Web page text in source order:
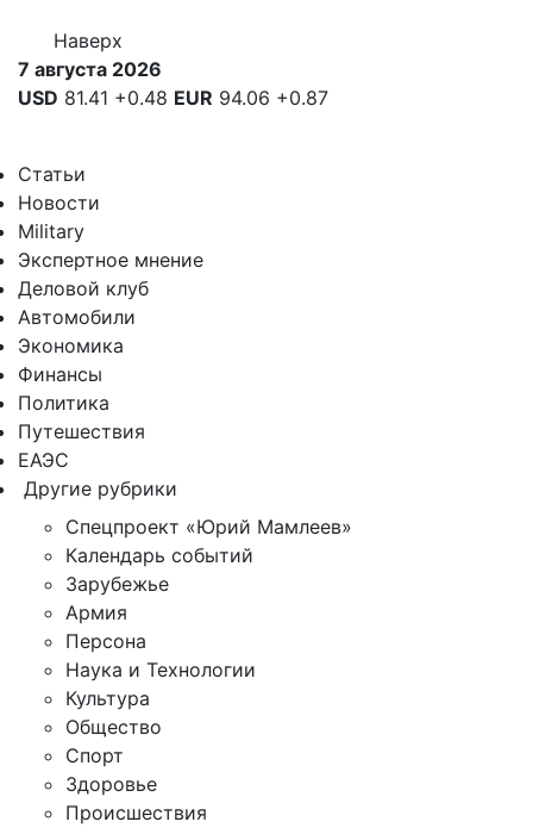
Наверх
7 августа 2026
USD 81.41 +0.48 EUR 94.06 +0.87
Статьи
Новости
Military
Экспертное мнение
Деловой клуб
Автомобили
Экономика
Финансы
Политика
Путешествия
ЕАЭС
Другие рубрики
Спецпроект «Юрий Мамлеев»
Календарь событий
Зарубежье
Армия
Персона
Наука и Технологии
Культура
Общество
Спорт
Здоровье
Происшествия